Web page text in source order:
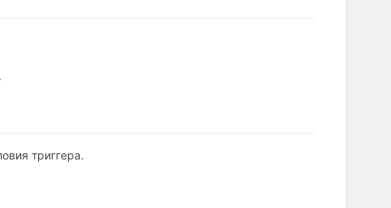
триггера.